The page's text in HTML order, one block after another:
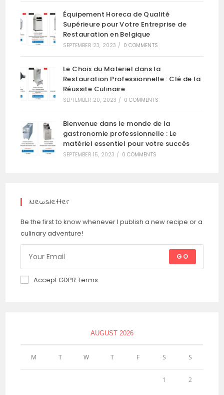
Équipement Horeca de Qualité
Supérieure pour Votre Entreprise de
Restauration en Belgique
SEPTEMBER 23, 2023 / 0 COMMENTS
Le Choix du Materiel dans la
Restauration Professionnelle : Clé de la
Réussite Culinaire
SEPTEMBER 20, 2023 / 0 COMMENTS
Bienvenue dans le monde de la
gastronomie professionnelle : Le
matériel essentiel pour votre succès
SEPTEMBER 15, 2023 / 0 COMMENTS
Newsletter
Be the first to know whenever I publish a new recipe or a
culinary adventure!
GO
Accept GDPR Terms
AUGUST 2026
M T W T F S S
1 2